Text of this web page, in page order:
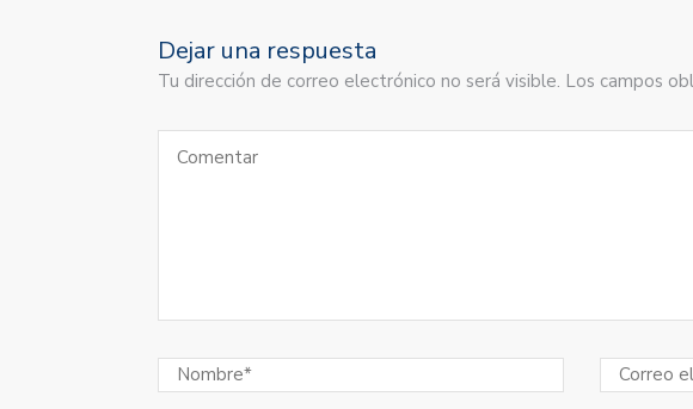
Dejar una respuesta
Tu dirección de correo electrónico no será visible. Los campos